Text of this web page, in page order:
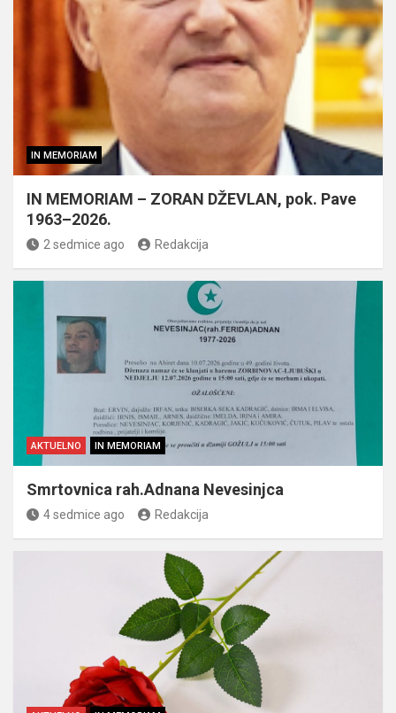
IN MEMORIAM
IN MEMORIAM – ZORAN DŽEVLAN, pok. Pave
1963–2026.
2 sedmice ago Redakcija
AKTUELNO IN MEMORIAM
Smrtovnica rah.Adnana Nevesinjca
4 sedmice ago Redakcija